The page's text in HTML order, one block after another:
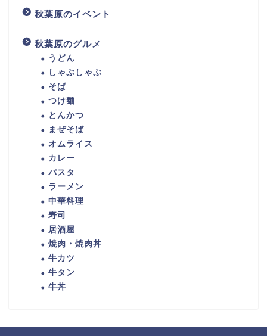
秋葉原のイベント
秋葉原のグルメ
うどん
しゃぶしゃぶ
そば
つけ麺
とんかつ
まぜそば
オムライス
カレー
パスタ
ラーメン
中華料理
寿司
居酒屋
焼肉・焼肉丼
牛カツ
牛タン
牛丼